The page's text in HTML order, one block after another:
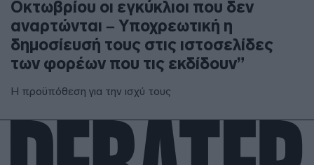
Οκτωβρίου οι εγκύκλιοι που δεν
αναρτώνται – Υποχρεωτική η
δημοσίευσή τους στις ιστοσελίδες
των φορέων που τις εκδίδουν”
Η προϋπόθεση για την ισχύ τους